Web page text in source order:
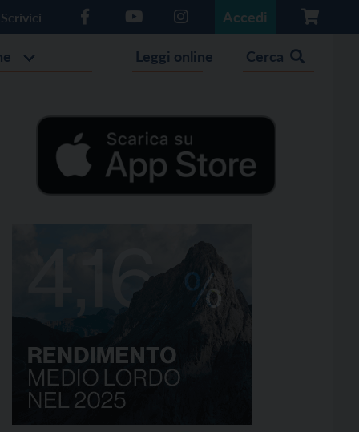
Scrivici Accedi
Leggi online Cerca